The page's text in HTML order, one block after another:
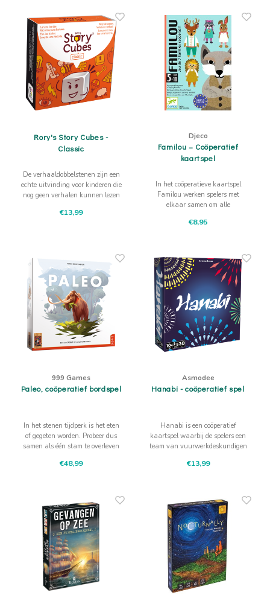
Rory's Story Cubes -
Classic
De verhaaldobbelstenen zijn een
echte uitvinding voor kinderen die
nog geen verhalen kunnen lezen
verhalen willen vertellen en
€13,99
Djeco
Familou – Coöperatief
kaartspel
In het coöperatieve kaartspel
Familou werken spelers met
elkaar samen om alle
voordat de wolf verschijnt.
€8,95
999 Games
Paleo, coöperatief bordspel
In het stenen tijdperk is het eten
of gegeten worden. Probeer dus
samen als één stam te overleven
€48,99
Asmodee
Hanabi - coöperatief spel
Hanabi is een coöperatief
kaartspel waarbij de spelers een
team van vuurwerkdeskundigen
poeder, de lonten en de
€13,99